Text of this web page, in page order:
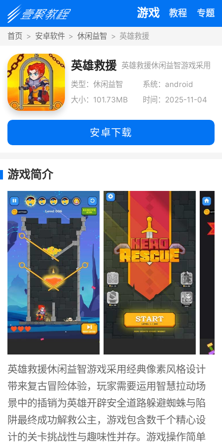
游戏 教程 专题
首页 安卓软件 休闲益智 英雄救援
英雄救援 英雄救援休闲益智游戏采用
经典像素风格设计带来复古
冒险体验，玩
类型：休闲益智
系统：android
大小：101.73MB
时间：2025-11-04
安卓下载
游戏简介
英雄救援休闲益智游戏采用经典像素风格设计
带来复古冒险体验，玩家需要运用智慧拉动场
景中的插销为英雄开辟安全道路躲避蜘蛛与陷
阱最终成功解救公主，游戏包含数千个精心设
计的关卡挑战性与趣味性并存。游戏操作简单